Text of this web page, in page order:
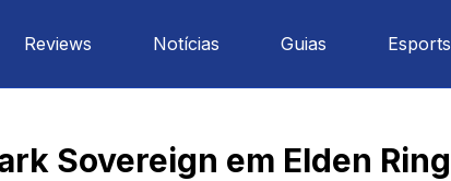
Reviews Notícias Guias Esports
Sovereign em Elden Ring